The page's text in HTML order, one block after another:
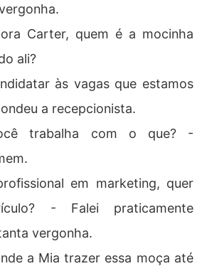
Carter, quem é a mocinha
ali?
às vagas que estamos
a recepcionista.
trabalha com o que? -
em marketing, quer
- Falei praticamente
vergonha.
a Mia trazer essa moça até